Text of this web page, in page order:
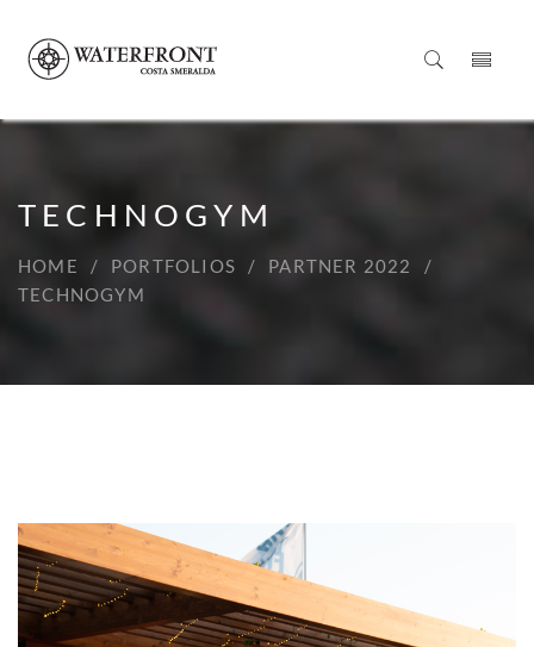
TECHNOGYM
HOME PORTFOLIOS
PARTNER 2022
TECHNOGYM